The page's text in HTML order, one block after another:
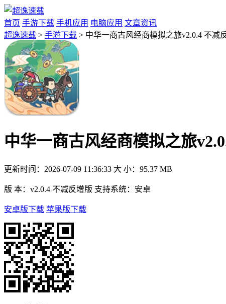
首页 手游下载 手机应用 电脑应用 文章资讯
超逸速载 > 手游下载 > 中华一商古风经商模拟之旅v2.0.4 不减
中华一商古风经商模拟之旅
更新时间： 2026-07-09 11:36:33 大 小： 95.37 MB
版 本： v2.0.4 不减反增版 支持系统： 安卓
安卓版下载 苹果版下载